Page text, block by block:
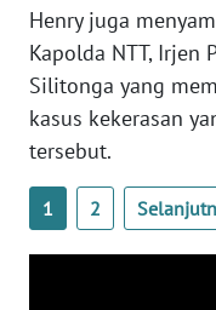
Henry juga
Kapolda NTT, Irjen
Silitonga yang
kasus kekerasan
tersebut.
1 2
WN
PAPUA
WN
BARAT
WN